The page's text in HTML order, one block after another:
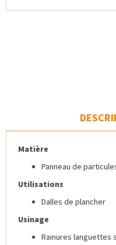
Matière
Panneau de
Utilisations
Dalles de plancher
Usinage
Rainures languettes